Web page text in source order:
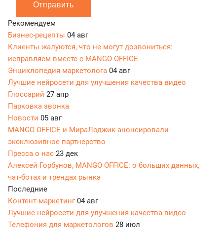
Отправить
Рекомендуем
Бизнес-рецепты 04 авг
Клиенты жалуются, что не могут дозвониться:
исправляем вместе с MANGO OFFICE
Энциклопедия маркетолога 04 авг
Лучшие нейросети для улучшения качества видео
Глоссарий 27 апр
Парковка звонка
Новости 05 авг
MANGO OFFICE и МираЛоджик анонсировали
эксклюзивное партнерство
Пресса о нас 23 дек
Алексей Горбунов, MANGO OFFICE: о больших данных,
чат-ботах и трендах рынка
Последние
Контент-маркетинг04 авг
Лучшие нейросети для улучшения качества видео
Телефония для маркетологов 28 июл